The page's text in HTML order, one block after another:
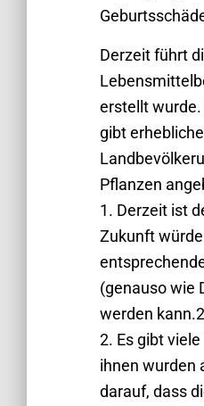
Derzeit führt
erstellt wurde.
gibt
Pflanzen
1. Derzeit ist
Zukunft
(genauso wie
werden
2. Es gibt
ihnen wurden
darauf, dass